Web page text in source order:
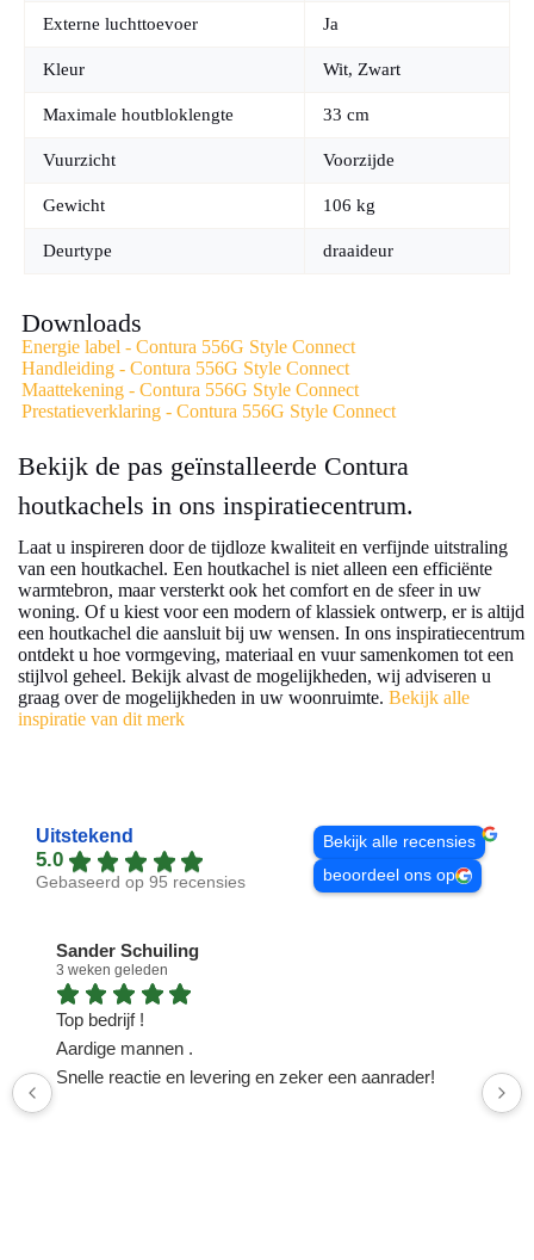
deskundig advies over de juiste uitvoering en specificaties.
Kom langs in onze showroom in Wageningen en laat u
u vrijblijvend bij het vinden van de perfecte haard voor uw
Externe luchttoevoer Ja
Kleur Wit, Zwart
Maximale houtbloklengte 33 cm
Vuurzicht Voorzijde
Gewicht 106 kg
Deurtype draaideur
Downloads
Energie label - Contura 556G Style Connect
Handleiding - Contura 556G Style Connect
Maattekening - Contura 556G Style Connect
Prestatieverklaring - Contura 556G Style Connect
Bekijk de pas geïnstalleerde Contura
houtkachels in ons inspiratiecentrum.
Laat u inspireren door de tijdloze kwaliteit en verfijnde uitstraling
van een houtkachel. Een houtkachel is niet alleen een efficiënte
warmtebron, maar versterkt ook het comfort en de sfeer in uw
woning. Of u kiest voor een modern of klassiek ontwerp, er is altijd
een houtkachel die aansluit bij uw wensen. In ons inspiratiecentrum
ontdekt u hoe vormgeving, materiaal en vuur samenkomen tot een
stijlvol geheel. Bekijk alvast de mogelijkheden, wij adviseren u
graag over de mogelijkheden in uw woonruimte. Bekijk alle
inspiratie van dit merk
Uitstekend
5.0
Gebaseerd op 95 recensies
Bekijk alle recensies
beoordeel ons op
Sander Schuiling
3 weken geleden
Top bedrijf !
Aardige mannen .
Snelle reactie en levering en zeker een aanrader!